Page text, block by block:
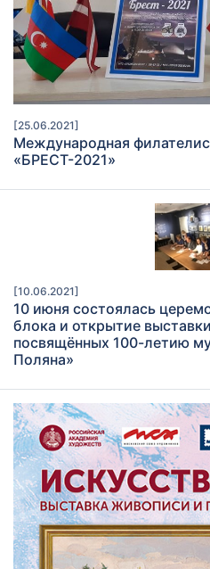
[25.06.2021]
Международная
«БРЕСТ-2021»
[10.06.2021]
10 июня состоялась
блока и открытие
посвящённых 100-летию
Поляна»